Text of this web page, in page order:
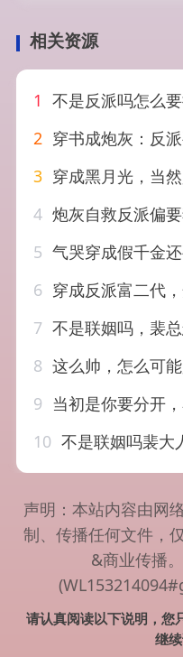
相关资源
1 不是反派吗怎么要
2 穿书成炮灰：反派要我抱抱
3 穿成黑月光，当然是要HE&
4 炮灰自救反派偏要
5 气哭穿成假千金还要娇
6 穿成反派富二代，开局绑架女主&穿
7 不是联姻吗，裴总怎么陷入热恋
8 这么帅，怎么可能是
9 当初是你要分开，看到遗产
10 不是联姻吗裴大人怎
声明：本站内容由网
制、传播任何文件，
&商业传播
请认真阅读以下说明，您
继